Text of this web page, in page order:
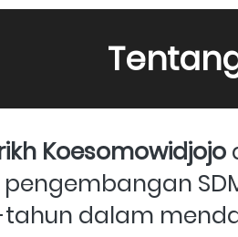
Koesomowidjojo
dalam